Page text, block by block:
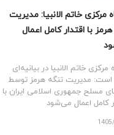
آمریکا قطعنامه
جنگ علیه ایران را تصویب کرد
نمایندگان ایالات متحده
قطعنامه اختیارات جنگی برای
توقف و پایان جنگ علیه ایران را با ۲۱۵
رای موافق در برابر ۲۰۸ رای مخالف